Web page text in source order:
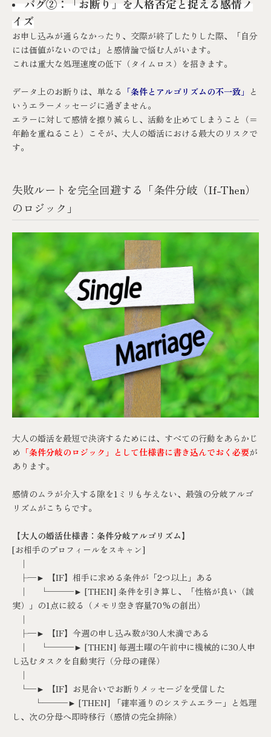
バグ②：「お断り」を人格否定と捉える感情ノ
イズ
お申し込みが通らなかったり、交際が終了したりした際、「自分
には価値がないのでは」と感情論で悩む人がいます。
これは重大な処理速度の低下（タイムロス）を招きます。
データ上のお断りは、単なる 「条件とアルゴリズムの不一致」 と
いうエラーメッセージに過ぎません。
エラーに対して感情を擦り減らし、活動を止めてしまうこと（＝
年齢を重ねること）こそが、大人の婚活における最大のリスクで
す。
失敗ルートを完全回避する「条件分岐（If-Then）
のロジック」
大人の婚活を最短で決済するためには、すべての行動をあらかじ
め 「条件分岐のロジック」として仕様書に書き込んでおく必要が
あります。
感情のムラが介入する隙を1ミリも与えない、最強の分岐アルゴ
リズムがこちらです。
【大人の婚活仕様書：条件分岐アルゴリズム】
[お相手のプロフィールをスキャン]
│
├─►
【IF】相手に求める条件が「2つ以上」ある
│ └───► [THEN] 条件を引き算し、「性格が良い（誠
実）」の1点に絞る（メモリ空き容量70%の創出）
│
├─►
【IF】今週の申し込み数が30人未満である
│ └───► [THEN] 毎週土曜の午前中に機械的に30人申
し込むタスクを自動実行（分母の確保）
│
└─►
【IF】お見合いでお断りメッセージを受信した
└───► [THEN] 「確率通りのシステムエラー」と処理
し、次の分母へ即時移行（感情の完全排除）